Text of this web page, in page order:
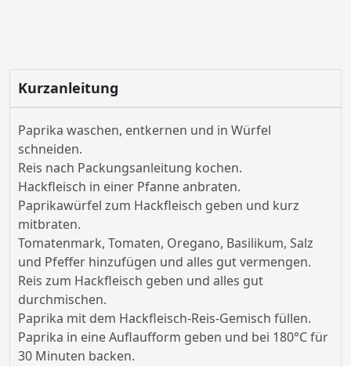
Kurzanleitung
Paprika waschen, entkernen und in Würfel
schneiden.
Reis nach Packungsanleitung kochen.
Hackfleisch in einer Pfanne anbraten.
Paprikawürfel zum Hackfleisch geben und kurz
mitbraten.
Tomatenmark, Tomaten, Oregano, Basilikum, Salz
und Pfeffer hinzufügen und alles gut vermengen.
Reis zum Hackfleisch geben und alles gut
durchmischen.
Paprika mit dem Hackfleisch-Reis-Gemisch füllen.
Paprika in eine Auflaufform geben und bei 180°C für
30 Minuten backen.